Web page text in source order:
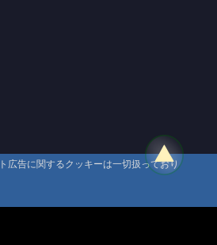
広告に関するクッキーは一切扱っており